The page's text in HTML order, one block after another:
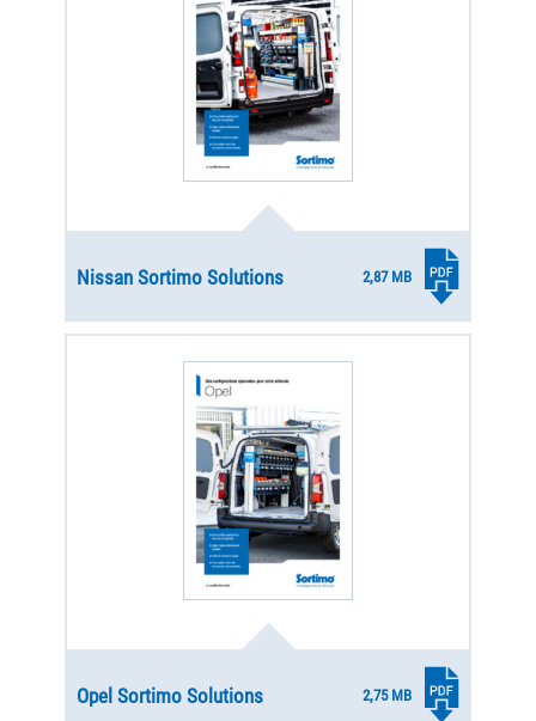
Nissan Sortimo Solutions 2,87 MB
Opel Sortimo Solutions 2,75 MB